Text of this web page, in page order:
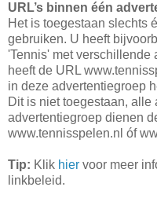
URL’s binnen één
Het is toegestaan slechts
gebruiken. U heeft
'Tennis' met verschillende
heeft de URL
in deze advertentiegroep
Dit is niet toegestaan, alle
advertentiegroep dienen
www.tennisspelen.nl óf
Tip: Klik hier voor meer
linkbeleid.